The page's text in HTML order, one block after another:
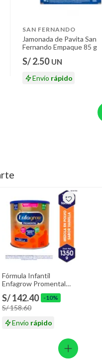
SAN FERNANDO
Jamonada de Pavita San
Fernando Empaque 85 g
S/ 2.50 UN
Envío rápido
Fórmula Infantil
Enfagrow Promental
Vainilla Lata 1.35 Kg
S/ 142.40 -10%
S/ 158.60
Envío rápido